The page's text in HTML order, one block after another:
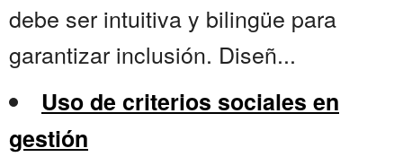
debe ser intuitiva y bilingüe para
garantizar inclusión. Diseñ...
Uso de criterios sociales en
gestión